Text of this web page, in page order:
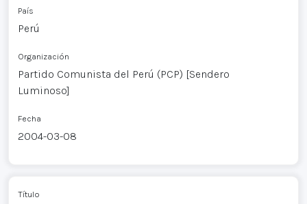
País
Perú
Organización
Partido Comunista del Perú (PCP) [Sendero
Luminoso]
Fecha
2004-03-08
Título